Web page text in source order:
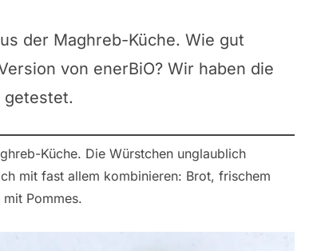
der Maghreb-Küche. Wie gut
von enerBiO? Wir haben die
getestet.
Küche. Die Würstchen unglaublich
mit fast allem kombinieren: Brot, frischem
Pommes.